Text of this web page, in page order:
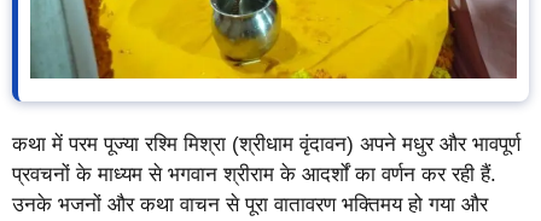
कथा में परम पूज्या रश्मि मिश्रा (श्रीधाम वृंदावन) अपने मधुर और भावपूर्ण
प्रवचनों के माध्यम से भगवान श्रीराम के आदर्शों का वर्णन कर रही हैं.
उनके भजनों और कथा वाचन से पूरा वातावरण भक्तिमय हो गया और